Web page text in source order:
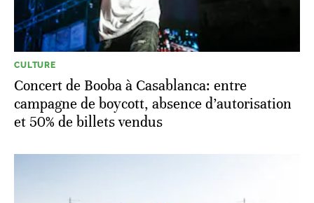
CULTURE
Concert de Booba à Casablanca: entre
campagne de boycott, absence d’autorisation
et 50% de billets vendus